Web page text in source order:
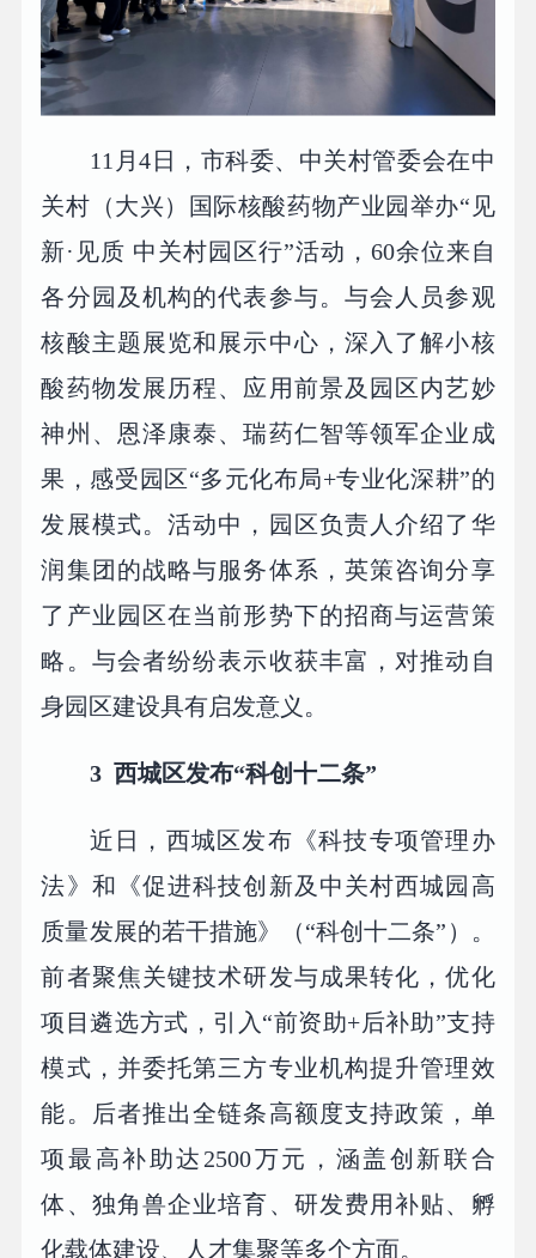
11月4日，市科委、中关村管委会在中
关村（大兴）国际核酸药物产业园举办“见
新·见质 中关村园区行”活动，60余位来自
各分园及机构的代表参与。与会人员参观
核酸主题展览和展示中心，深入了解小核
酸药物发展历程、应用前景及园区内艺妙
神州、恩泽康泰、瑞药仁智等领军企业成
果，感受园区“多元化布局+专业化深耕”的
发展模式。活动中，园区负责人介绍了华
润集团的战略与服务体系，英策咨询分享
了产业园区在当前形势下的招商与运营策
略。与会者纷纷表示收获丰富，对推动自
身园区建设具有启发意义。
3 西城区发布“科创十二条”
近日，西城区发布《科技专项管理办
法》和《促进科技创新及中关村西城园高
质量发展的若干措施》（“科创十二条”）。
前者聚焦关键技术研发与成果转化，优化
项目遴选方式，引入“前资助+后补助”支持
模式，并委托第三方专业机构提升管理效
能。后者推出全链条高额度支持政策，单
项最高补助达2500万元，涵盖创新联合
体、独角兽企业培育、研发费用补贴、孵
化载体建设、人才集聚等多个方面。